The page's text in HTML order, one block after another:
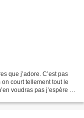
que j’adore. C’est pas
court tellement tout le
voudras pas j’espère !